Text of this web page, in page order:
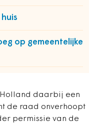
op gemeentelijke
daarbij een
de raad onverhoopt
permissie van de